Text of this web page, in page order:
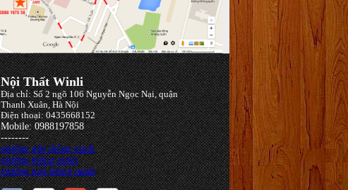
Nội Thất Winli
Địa chỉ: Số 2 ngõ 106 Nguyễn Ngọc Nại, quận
Thanh Xuân, Hà Nội
Điện thoại: 0435668152
Mobile: 0988197858
--------
giường gấp thông minh
giường thông minh
giường ngủ thông minh